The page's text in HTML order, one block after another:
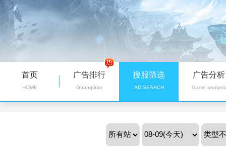
首页
HOME
广告排行
GuangGao
搜服筛选
AD SEARCH
广告分析
Game analysis